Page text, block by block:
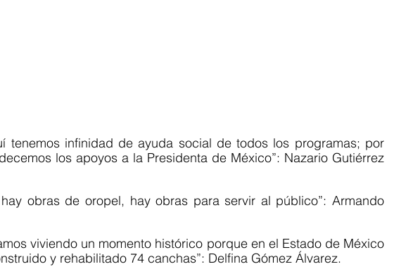
los apoyos a la Presidenta de México”: Nazario Gutiérrez
y rehabilitado 74 canchas”: Delfina Gómez Álvarez.